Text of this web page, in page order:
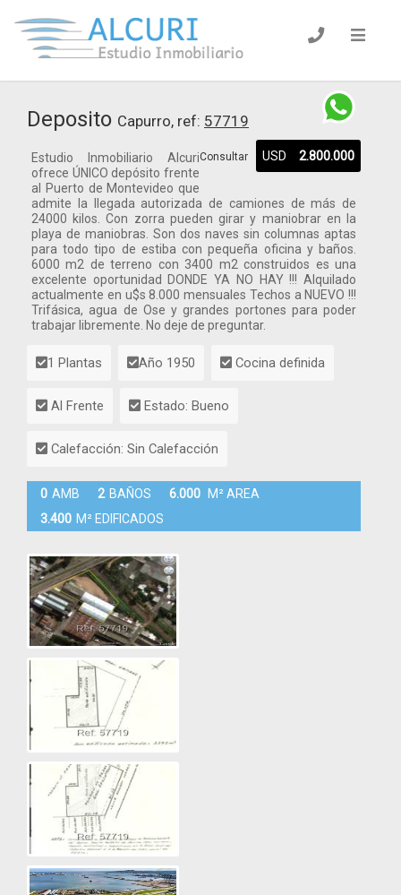
Deposito Capurro, ref: 57719
Consultar USD 2.800.000
Estudio Inmobiliario Alcuri
ofrece ÚNICO depósito frente
al Puerto de Montevideo que
admite la llegada autorizada de camiones de más de
24000 kilos. Con zorra pueden girar y maniobrar en la
playa de maniobras. Son dos naves sin columnas aptas
para todo tipo de estiba con pequeña oficina y baños.
6000 m2 de terreno con 3400 m2 construidos es una
excelente oportunidad DONDE YA NO HAY !!! Alquilado
actualmente en u$s 8.000 mensuales Techos a NUEVO !!!
Trifásica, agua de Ose y grandes portones para poder
trabajar libremente. No deje de preguntar.
1 Plantas Año 1950 Cocina definida
Al Frente Estado: Bueno
Calefacción: Sin Calefacción
0 AMB 2 BAÑOS 6.000
M² AREA
3.400 M² EDIFICADOS